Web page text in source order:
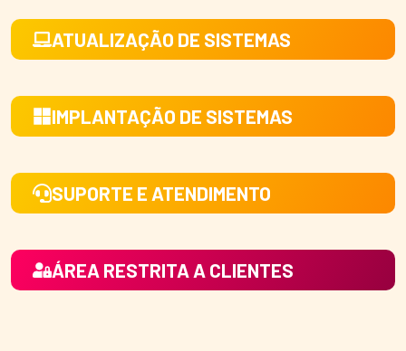
ATUALIZAÇÃO DE SISTEMAS
IMPLANTAÇÃO DE SISTEMAS
SUPORTE E ATENDIMENTO
ÁREA RESTRITA A CLIENTES